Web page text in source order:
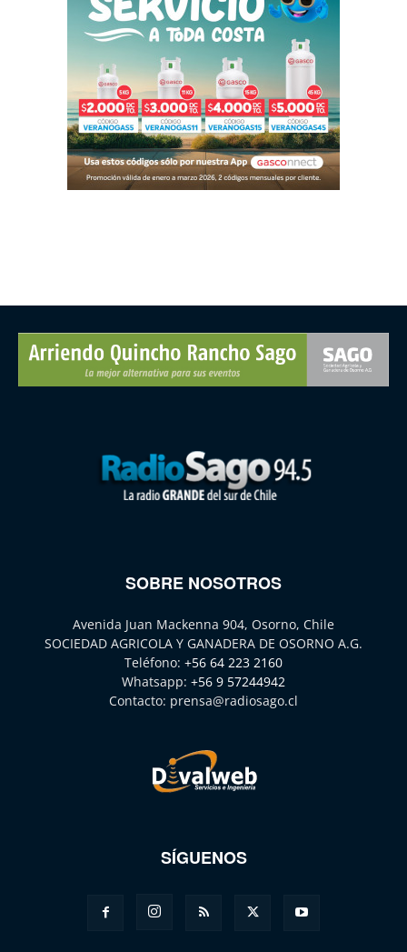
SOBRE NOSOTROS
Avenida Juan Mackenna 904, Osorno, Chile
SOCIEDAD AGRICOLA Y GANADERA DE OSORNO A.G.
Teléfono: +56 64 223 2160
Whatsapp: +56 9 57244942
Contacto: prensa@radiosago.cl
SÍGUENOS